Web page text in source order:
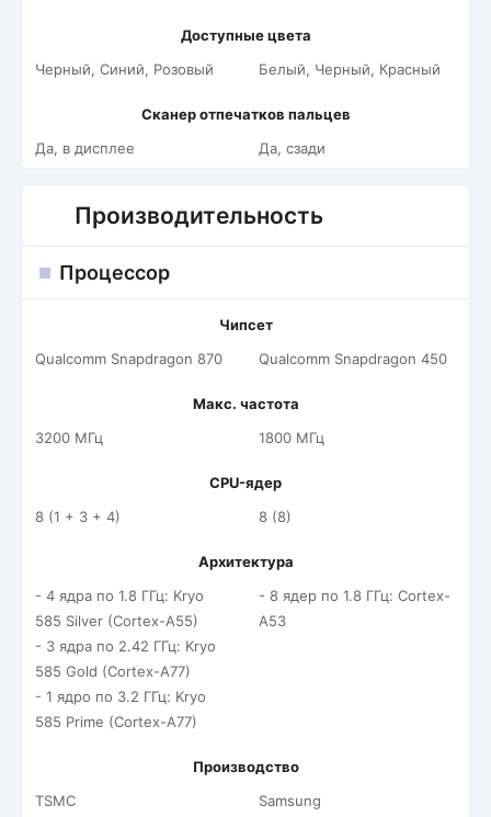
Доступные цвета
Черный, Синий, Розовый
Белый, Черный, Красный
Сканер отпечатков пальцев
Да, в дисплее
Да, сзади
Производительность
Процессор
Чипсет
Qualcomm Snapdragon 870
Qualcomm Snapdragon 450
Макс. частота
3200 МГц
1800 МГц
CPU-ядер
8 (1 + 3 + 4)
8 (8)
Архитектура
- 4 ядра по 1.8 ГГц: Kryo
585 Silver (Cortex-A55)
- 3 ядра по 2.42 ГГц: Kryo
585 Gold (Cortex-A77)
- 1 ядро по 3.2 ГГц: Kryo
585 Prime (Cortex-A77)
- 8 ядер по 1.8 ГГц: Cortex-
A53
Производство
TSMC
Samsung